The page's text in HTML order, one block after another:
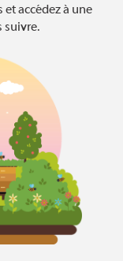
accédez à une
suivre.